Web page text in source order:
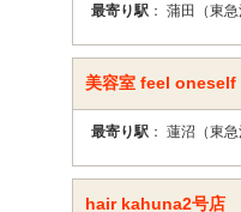
最寄り駅 ： 蒲田（東
美容室 feel oneself
最寄り駅 ： 蓮沼（東
hair kahuna2号店